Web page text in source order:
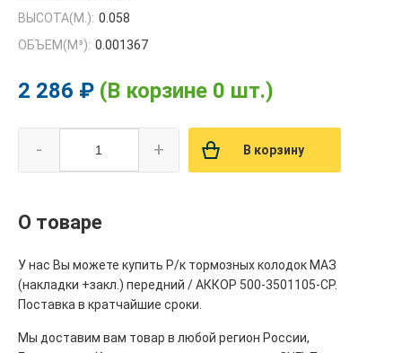
ВЫСОТА(М.): 0.058
ОБЪЕМ(M³): 0.001367
2 286 ₽ (В корзине 0 шт.)
- + В корзину
О товаре
У нас Вы можете купить Р/к тормозных колодок МАЗ
(накладки +закл.) передний / АККОР 500-3501105-СР.
Поставка в кратчайшие сроки.
Мы доставим вам товар в любой регион России,